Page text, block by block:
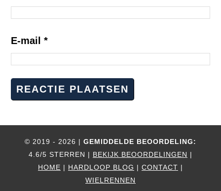
E-mail*
© 2019 - 2026 | GEMIDDELDE BEOORDELING:
4.6/5 STERREN | BEKIJK BEOORDELINGEN |
HOME | HARDLOOP BLOG | CONTACT |
WIELRENNEN